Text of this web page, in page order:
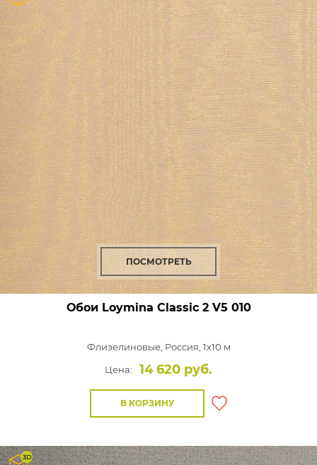
ПОСМОТРЕТЬ
Обои Loymina Classic 2V5 010
Флизелиновые, Россия, 1x10 м
Цена:
14 620 руб.
В КОРЗИНУ